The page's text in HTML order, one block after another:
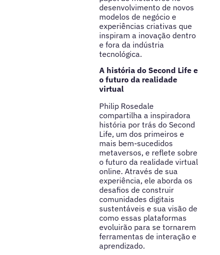
desenvolvimento de novos
modelos de negócio e
experiências criativas que
inspiram a inovação dentro
e fora da indústria
tecnológica.
A história do Second Life e
o futuro da realidade
virtual
Philip Rosedale
compartilha a inspiradora
história por trás do Second
Life, um dos primeiros e
mais bem-sucedidos
metaversos, e reflete sobre
o futuro da realidade virtual
online. Através de sua
experiência, ele aborda os
desafios de construir
comunidades digitais
sustentáveis e sua visão de
como essas plataformas
evoluirão para se tornarem
ferramentas de interação e
aprendizado.